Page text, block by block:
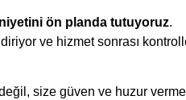
ön planda tutuyoruz.
ve hizmet sonrası
size güven ve huzur